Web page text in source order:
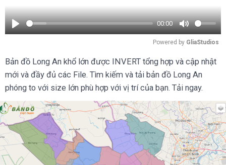
Play
00:00
Mute
Powered by GliaStudios
Bản đồ Long An khổ lớn được INVERT tổng hợp và cập nhật
mới và đầy đủ các File. Tìm kiếm và tải bản đồ Long An
phóng to với size lớn phù hợp với vị trí của bạn. Tải ngay.